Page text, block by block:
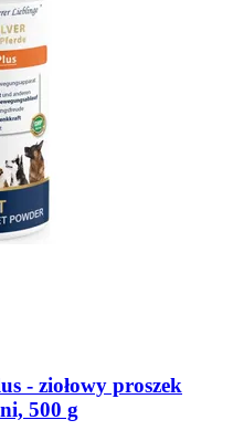
-​ ziołowy proszek
500 g